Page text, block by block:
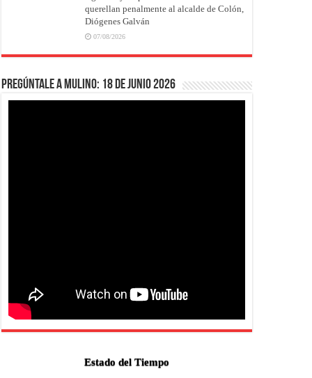
querellan penalmente al alcalde de Colón,
Diógenes Galván
07/08/2026
Pregúntale a Mulino: 18 de junio 2026
Estado del Tiempo